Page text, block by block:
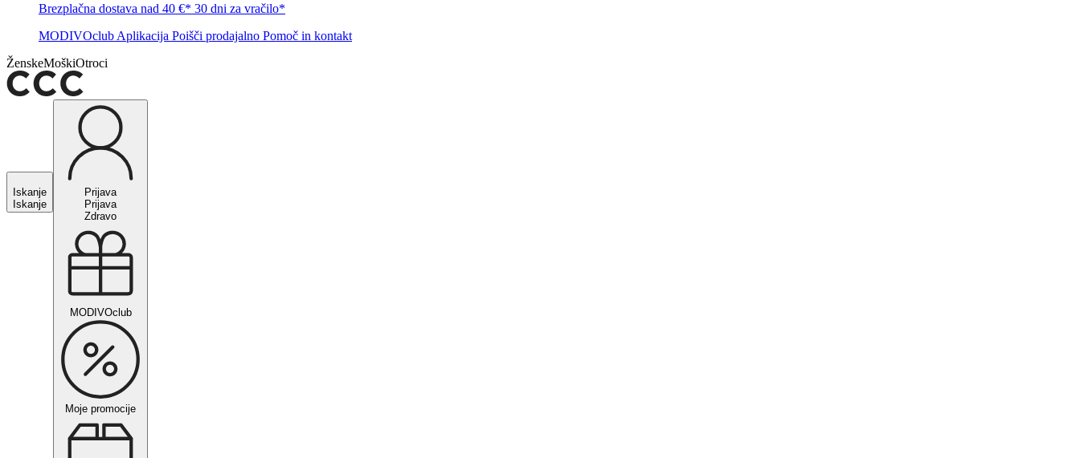
Brezplačna dostava nad 40 €* 30 dni za vračilo*
MODIVOclub Aplikacija Poišči prodajalno Pomoč in kontakt
ŽenskeMoškiOtroci
Iskanje
Iskanje
Prijava
Prijava
Zdravo
MODIVOclub
Moje promocije